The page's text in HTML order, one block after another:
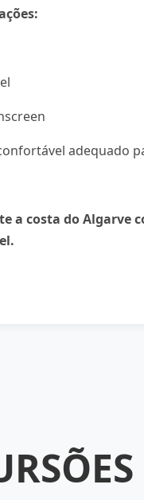
adequado
a costa do Algarve